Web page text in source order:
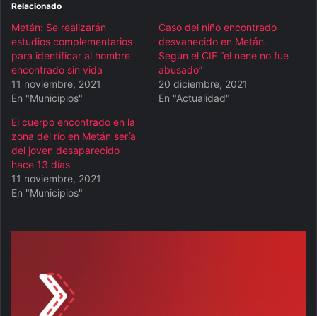
Relacionado
Metán: Se realizarán
estudios complementarios
para identificar al hombre
encontrado sin vida
11 noviembre, 2021
En "Municipios"
Caso del niño encontrado
desvanecido en Metán.
Según el CIF “el nene no fue
abusado”
20 diciembre, 2021
En "Actualidad"
El cuerpo encontrado en la
zona del río en Metán sería
del joven desaparecido
hace 13 días
11 noviembre, 2021
En "Municipios"